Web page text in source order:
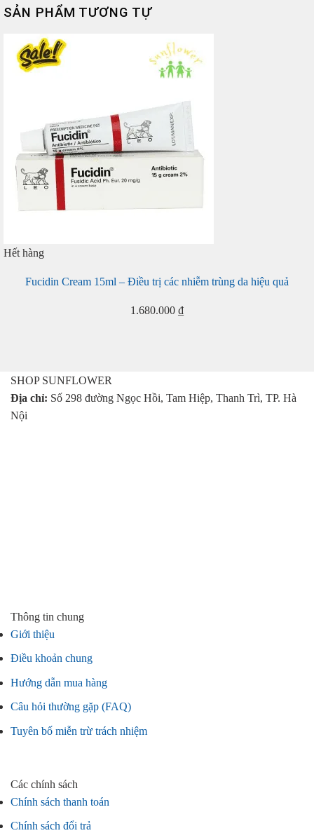
SẢN PHẨM TƯƠNG TỰ
Hết hàng
Fucidin Cream 15ml – Điều trị các nhiễm trùng da hiệu quả
1.680.000 ₫
SHOP SUNFLOWER
Địa chỉ: Số 298 đường Ngọc Hồi, Tam Hiệp, Thanh Trì, TP. Hà
Nội
Thông tin chung
Giới thiệu
Điều khoản chung
Hướng dẫn mua hàng
Câu hỏi thường gặp (FAQ)
Tuyên bố miễn trừ trách nhiệm
Các chính sách
Chính sách thanh toán
Chính sách đổi trả